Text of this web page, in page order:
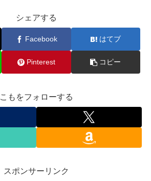
シェアする
Facebook はてブ
Pinterest コピー
こもをフォローする
スポンサーリンク